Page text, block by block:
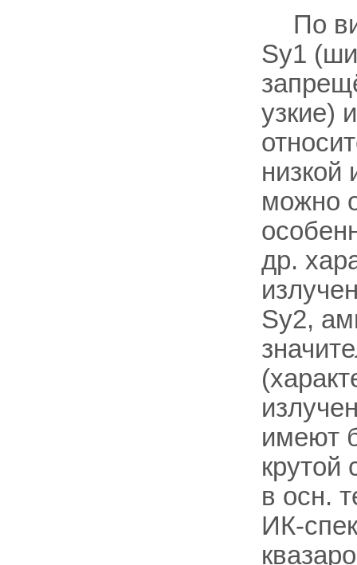
По
Sy1
узкие)
низкой
можно
др.
Sy2,
имеют
крутой
в осн.
ИК-